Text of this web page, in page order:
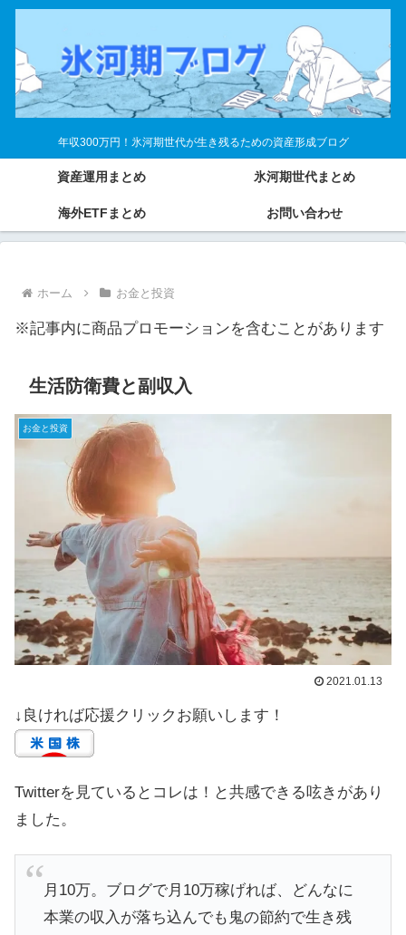
年収300万円！氷河期世代が生き残るための資産形成ブログ
資産運用まとめ 氷河期世代まとめ
海外ETFまとめ お問い合わせ
ホーム お金と投資
※記事内に商品プロモーションを含むことがあります
生活防衛費と副収入
お金と投資
2021.01.13
↓良ければ応援クリックお願いします！
Twitterを見ているとコレは！と共感できる呟きがあり
ました。
月10万。ブログで月10万稼げれば、どんなに
本業の収入が落ち込んでも鬼の節約で生き残